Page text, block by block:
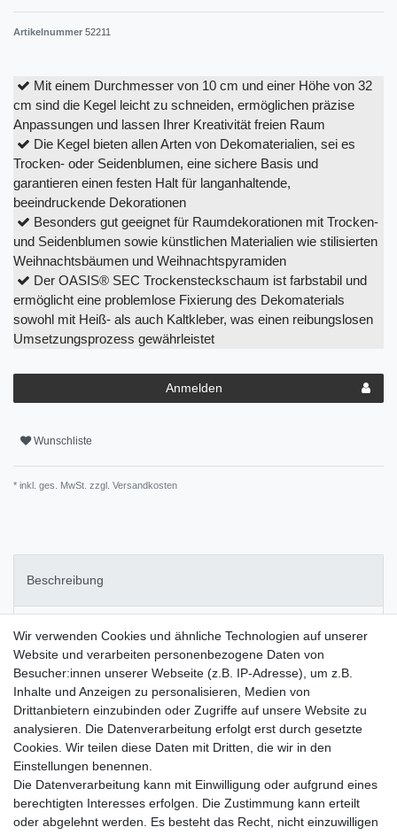
Artikelnummer 52211
Mit einem Durchmesser von 10 cm und einer Höhe von 32
cm sind die Kegel leicht zu schneiden, ermöglichen präzise
Anpassungen und lassen Ihrer Kreativität freien Raum
Die Kegel bieten allen Arten von Dekomaterialien, sei es
Trocken- oder Seidenblumen, eine sichere Basis und
garantieren einen festen Halt für langanhaltende,
beeindruckende Dekorationen
Besonders gut geeignet für Raumdekorationen mit Trocken-
und Seidenblumen sowie künstlichen Materialien wie stilisierten
Weihnachtsbäumen und Weihnachtspyramiden
Der OASIS® SEC Trockensteckschaum ist farbstabil und
ermöglicht eine problemlose Fixierung des Dekomaterials
sowohl mit Heiß- als auch Kaltkleber, was einen reibungslosen
Umsetzungsprozess gewährleistet
Anmelden
Wunschliste
* inkl. ges. MwSt. zzgl. Versandkosten
Beschreibung
Artikel-Details
Begrüßen Sie grenzenlose kreative Möglichkeiten mit dem
OASIS® SEC Kegel-Set, bestehend aus zwei Kegeln mit einem
beeindruckenden Durchmesser von 10 cm und einer Höhe von 32
cm. Diese Kegel sind nicht nur vielseitig einsetzbar, sondern
bieten auch eine perfekte Basis für individuelle Dekorationen.
Erwecken Sie mit dem OASIS® SEC Kegel-Set Ihre kreativen
Visionen zum Leben und gestalten Sie Dekorationen, die Eindruck
hinterlassen!
Wir verwenden Cookies und ähnliche Technologien auf unserer
Website und verarbeiten personenbezogene Daten von
Besucher:innen unserer Webseite (z.B. IP-Adresse), um z.B.
Inhalte und Anzeigen zu personalisieren, Medien von
Drittanbietern einzubinden oder Zugriffe auf unsere Website zu
analysieren. Die Datenverarbeitung erfolgt erst durch gesetzte
Cookies. Wir teilen diese Daten mit Dritten, die wir in den
Einstellungen benennen.
Die Datenverarbeitung kann mit Einwilligung oder aufgrund eines
berechtigten Interesses erfolgen. Die Zustimmung kann erteilt
oder abgelehnt werden. Es besteht das Recht, nicht einzuwilligen